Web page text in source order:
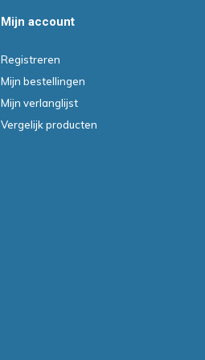
Mijn account
Registreren
Mijn bestellingen
Mijn verlanglijst
Vergelijk producten